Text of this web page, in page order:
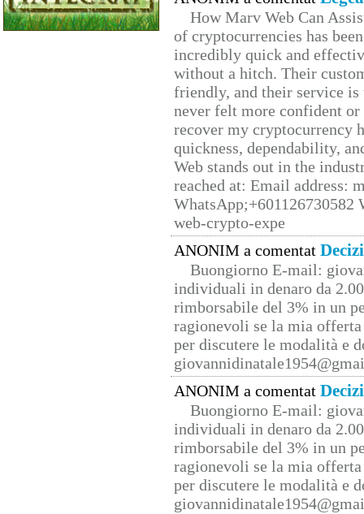
How Marv Web Can
of cryptocurrencies has
incredibly quick and
without a hitch. Their
friendly, and their service
never felt more confident
recover my cryptocurrency
quickness, dependability,
Web stands out in the
reached at: Email address:
web-crypto-expe
ANONIM a comentat
Buongiorno E-mail:
individuali in denaro da
rimborsabile del 3% in un
ragionevoli se la mia
per discutere le modalità e
ANONIM a comentat
Buongiorno E-mail:
individuali in denaro da
rimborsabile del 3% in un
ragionevoli se la mia
per discutere le modalità e